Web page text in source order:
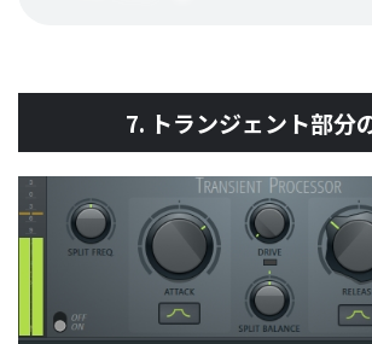
7. トランジェント部分